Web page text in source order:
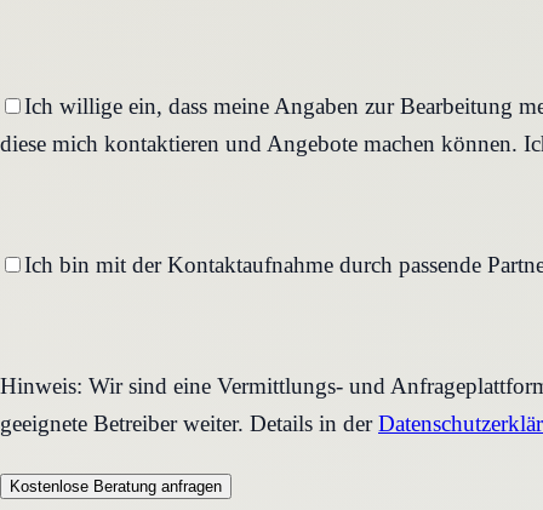
Ich willige ein, dass meine Angaben zur Bearbeitung
diese mich kontaktieren und Angebote machen können.
Ich bin mit der Kontaktaufnahme durch passende
Hinweis: Wir sind eine Vermittlungs- und
geeignete Betreiber weiter. Details in der
Kostenlose Beratung anfragen